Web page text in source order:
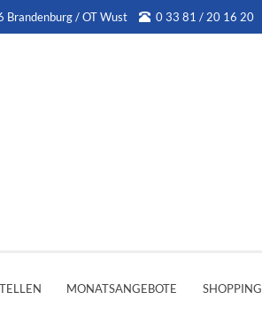
Brandenburg / OT Wust 0 33 81 / 20 16 20
MONATSANGEBOTE SHOPPING